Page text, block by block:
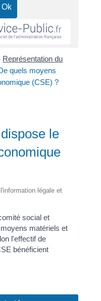
Représentation du
quels moyens
(CSE) ?
le
légale et
social et
matériels et
l'effectif de
bénéficient